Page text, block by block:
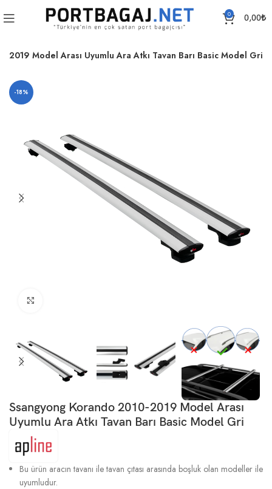
0 0,00₺
2019 Model Arası Uyumlu Ara Atkı Tavan Barı Basic Model Gri
-18%
Ssangyong Korando 2010-2019 Model Arası
Uyumlu Ara Atkı Tavan Barı Basic Model Gri
Bu ürün aracın tavanı ile tavan çıtası arasında boşluk olan modeller ile
uyumludur.